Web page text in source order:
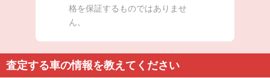
格を保証するものではありませ
ん。
査定する車の情報を教えてください